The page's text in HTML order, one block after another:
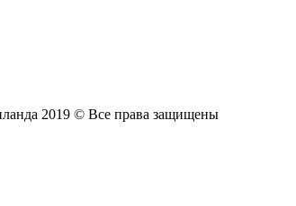
2019 © Все права защищены